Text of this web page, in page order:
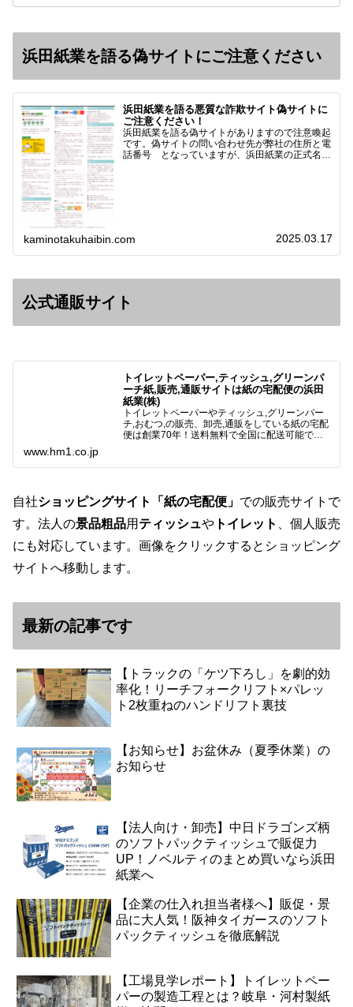
浜田紙業を語る偽サイトにご注意ください
浜田紙業を語る悪質な詐欺サイト偽サイトに
ご注意ください！
浜田紙業を語る偽サイトがありますので注意喚起
です。偽サイトの問い合わせ先が弊社の住所と電
話番号 となっていますが、浜田紙業の正式名称
kaminotakuhaibin.com 2025.03.17
公式通販サイト
トイレットペーパー,ティッシュ,グリーンパ
ーチ紙,販売,通販サイトは紙の宅配便の浜田
紙業(株)
トイレットペーパーやティッシュ,グリーンパー
チ,おむつ,の販売、卸売,通販をしている紙の宅配
便は創業70年！送料無料で全国に配送可能で
様と歩んでまいりま…
www.hm1.co.jp
自社ショッピングサイト「紙の宅配便」 での販売サイトで
す。法人の景品粗品用 ティッシュや トイレット
、個人販売
にも対応しています。画像をクリックするとショッピング
サイトへ移動します。
最新の記事です
【トラックの「ケツ下ろし」を劇的効
率化！リーチフォークリフト×パレッ
ト2枚重ねのハンドリフト裏技
【お知らせ】お盆休み（夏季休業）の
お知らせ
【法人向け・卸売】中日ドラゴンズ柄
のソフトパックティッシュで販促力
UP！ノベルティのまとめ買いなら浜田
紙業へ
【企業の仕入れ担当者様へ】販促・景
品に大人気！阪神タイガースのソフト
パックティッシュを徹底解説
【工場見学レポート】トイレットペー
パーの製造工程とは？岐阜・河村製紙